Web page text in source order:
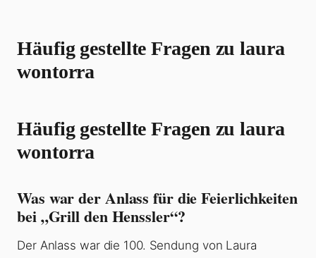
Häufig gestellte Fragen zu laura
wontorra
Häufig gestellte Fragen zu laura
wontorra
Was war der Anlass für die Feierlichkeiten
bei „Grill den Henssler“?
Der Anlass war die 100. Sendung von Laura